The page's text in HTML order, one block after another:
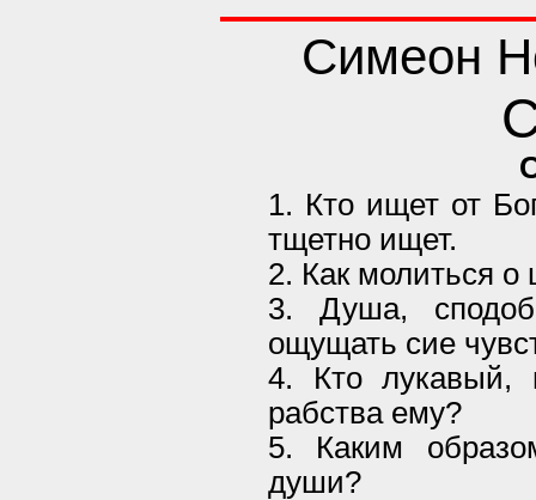
Симеон
1. Кто ищет от
тщетно ищет.
2. Как молиться
3. Душа,
ощущать сие
4. Кто лукавый,
рабства ему?
5. Каким
души?